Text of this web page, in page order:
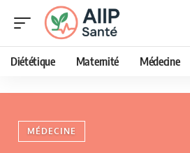
Diététique Maternité Médecine
MÉDECINE